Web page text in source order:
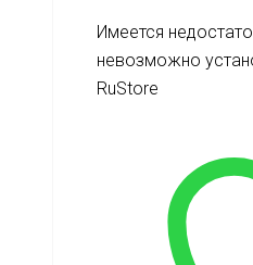
Имеется
невозможно
RuStore